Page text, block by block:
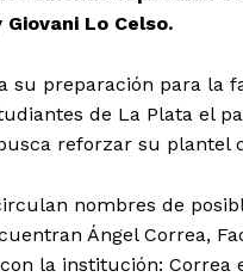
Lo Celso.
su preparación para la
de La Plata el
reforzar su plantel
nombres de
Ángel Correa,
la institución: